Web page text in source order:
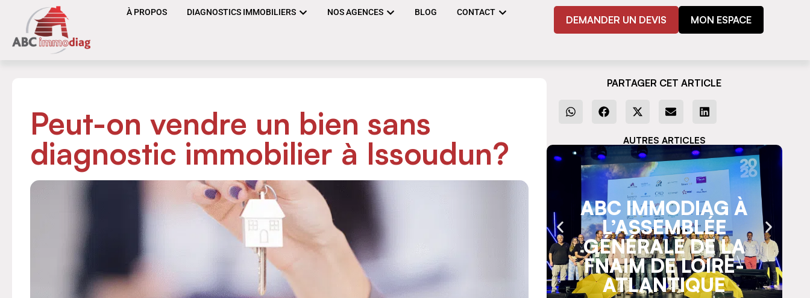
À PROPOS DIAGNOSTICS IMMOBILIERS NOS AGENCES BLOG CONTACT
DEMANDER UN DEVIS MON ESPACE
Peut-on vendre un bien sans
diagnostic immobilier à Issoudun?
PARTAGER CET ARTICLE
AUTRES ARTICLES
ABC IMMODIAG À
L’ASSEMBLÉE
GÉNÉRALE DE LA
FNAIM DE LOIRE-
ATLANTIQUE
DIAGNOSTIC
IMMOBILIER À
COMPRENDRE LES
SPÉCIFICITÉS DU
MARCHÉ IMMOBILIER
VERTAVIEN.
10 ERREURS À
ÉVITER LORS DE
L’ACHAT D’UN BIEN
IMMOBILIER À
VERTOU